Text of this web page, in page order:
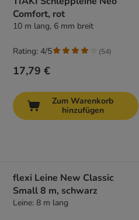
Comfort, rot
10 m lang, 6 mm breit
17,79 €
Rating: 4/5 (54)
Zum Warenkorb
hinzufügen
flexi Leine New Classic
Small 8 m, schwarz
Leine: 8 m lang